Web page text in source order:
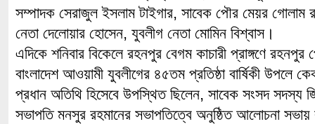
সম্পাদক সেরাজুল ইসলাম টাইগার, সাবেক পৌর মেয়র গোলাম
নেতা দেলোয়ার হোসেন, যুবলীগ নেতা মোমিন বিশ্বাস।
এদিকে শনিবার বিকেলে রহনপুর বেগম কাচারী প্রাঙ্গণে
বাংলাদেশ আওয়ামী যুবলীগের ৪৫তম প্রতিষ্ঠা বার্ষিকী উপলে
প্রধান অতিথি হিসেবে উপস্থিত ছিলেন, সাবেক সংসদ সদস্য
সভাপতি মনসুর রহমানের সভাপতিত্বে অনুষ্ঠিত আলোচনা